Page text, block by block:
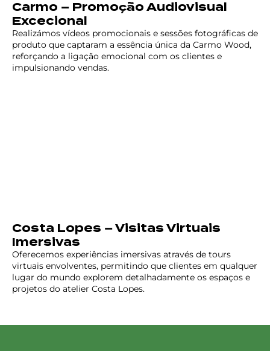
Carmo – Promoção Audiovisual
Excecional
Realizámos vídeos promocionais e sessões fotográficas de
produto que captaram a essência única da Carmo Wood,
reforçando a ligação emocional com os clientes e
impulsionando vendas.
Costa Lopes – Visitas Virtuais
Imersivas
Oferecemos experiências imersivas através de tours
virtuais envolventes, permitindo que clientes em qualquer
lugar do mundo explorem detalhadamente os espaços e
projetos do atelier Costa Lopes.